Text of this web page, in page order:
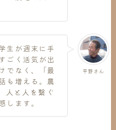
平野さん
生が週末に手
ごく活気が出
でなく、「最
も増える。農
人と人を繋ぐ
します。